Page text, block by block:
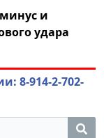
и
удара
8-914-2-702-